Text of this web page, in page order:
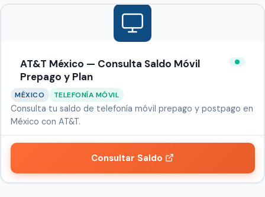
AT&T México — Consulta Saldo Móvil
Prepago y Plan
MÉXICO TELEFONÍA MÓVIL
Consulta tu saldo de telefonía móvil prepago y postpago en
México con AT&T.
Consultar Saldo